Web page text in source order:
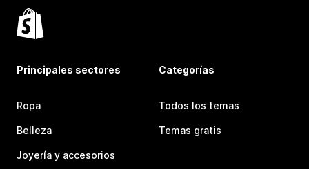
Principales sectores
Ropa
Belleza
Joyería y accesorios
Categorías
Todos los temas
Temas gratis